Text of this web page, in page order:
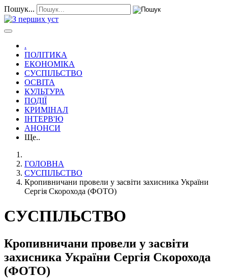
Пошук...
.
ПОЛІТИКА
ЕКОНОМІКА
СУСПІЛЬСТВО
ОСВІТА
КУЛЬТУРА
ПОДІЇ
КРИМІНАЛ
ІНТЕРВ'Ю
АНОНСИ
Ще..
ГОЛОВНА
СУСПІЛЬСТВО
Кропивничани провели у засвіти захисника України
Сергія Скорохода (ФОТО)
СУСПІЛЬСТВО
Кропивничани провели у засвіти
захисника України Сергія Скорохода
(ФОТО)